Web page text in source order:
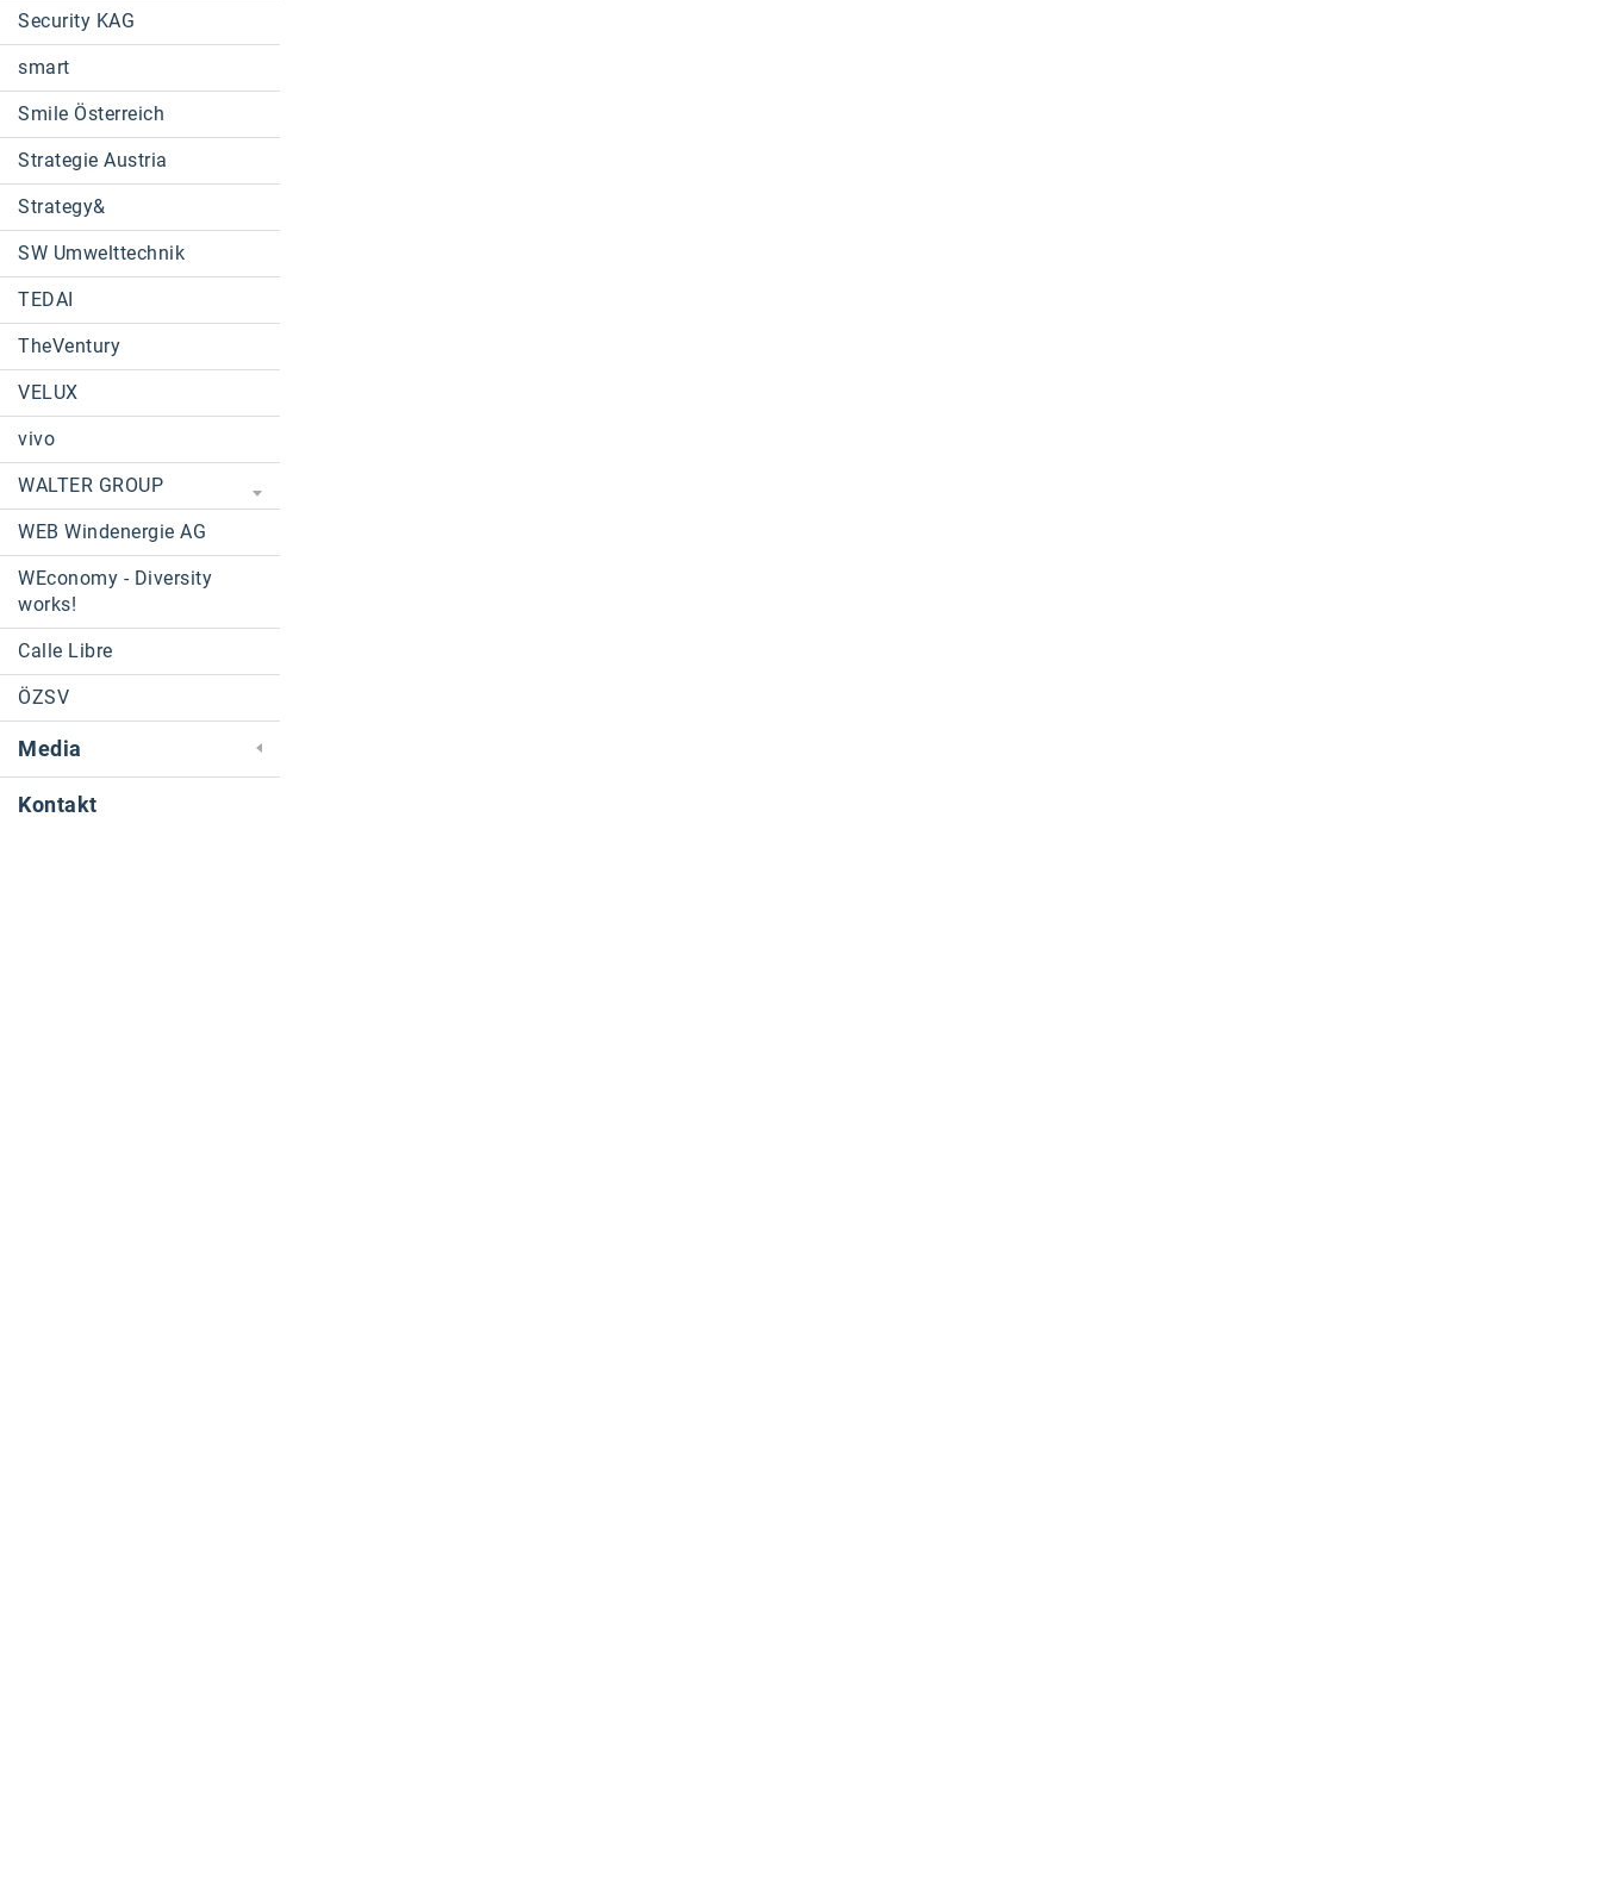
Security KAG
smart
Smile Österreich
Strategie Austria
Strategy&
SW Umwelttechnik
TEDAI
TheVentury
VELUX
vivo
WALTER GROUP
WEB Windenergie AG
WEconomy - Diversity
works!
Calle Libre
ÖZSV
Media
Kontakt